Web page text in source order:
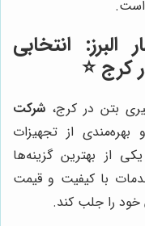
است.
انتخابی
کرج ⭐️
بتن در کرج، شرکت
از تجهیزات
از بهترین گزینه‌ها
با کیفیت و قیمت
را جلب کند.